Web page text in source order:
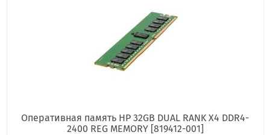
Оперативная память HP 32GB DUAL RANK X4 DDR4-
2400 REG MEMORY [819412-001]